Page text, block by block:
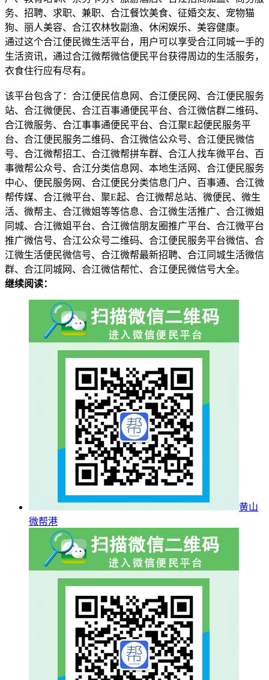
务、招聘、求职、兼职、合江餐饮美食、征婚交友、宠物猫
狗、丽人美容、合江农林牧副渔、休闲娱乐、美容健康。
通过这个合江便民微生活平台，用户可以享受合江同城一手的
生活资讯，通过合江微帮微信便民平台获得周边的生活服务，
衣食住行应有尽有。
该平台包含了：合江便民信息网、合江便民网、合江便民服务
站、合江微便民、合江百事通便民平台、合江微信群二维码、
合江微服务、合江事事通便民平台、合江聚E起便民服务平
台、合江便民服务二维码、合江微信公众号、合江便民微信
号、合江微帮招工、合江微帮拼车群、合江人找车微平台、百
事微帮公众号、合江分类信息网、本地生活网、合江便民服务
中心、便民服务网、合江便民分类信息门户、百事通、合江微
帮传媒、合江微平台、聚E起、合江微帮总站、微便民、微生
活、微帮主、合江微姐等等信息、合江微生活推广、合江微姐
同城、合江微姐平台、合江微信朋友圈推广平台、合江微平台
推广微信号、合江公众号二维码、合江便民服务平台微信、合
江微生活便民微信号、合江微帮最新招聘、合江同城生活微信
群、合江同城网、合江微信帮忙、合江便民微信号大全。
继续阅读：
黄山
微帮港